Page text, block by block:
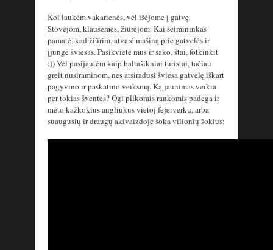
Kol laukėm vakarienės, vėl išėjome į gatvę.
Stovėjom, klausėmės, žiūrėjom. Kai šeimininkas
pamatė, kad žiūrim, atvarė mašiną prie gatvelės ir
įjungė šviesas. Pasikvietė mus ir sako, štai, fotkinkit
:)) Vėl pasijautėm kaip baltašikniai turistai, tačiau
greit nusiraminom, nes atsiradusi šviesa gatvelę iškart
pagyvino ir paskatino veiksmą. Ką jaunimas veikia
per tokias šventes? Ogi plikomis rankomis padega ir
mėto kažkokius angliukus vietoj fejerverkų, arba
suaugusių ir draugų akivaizdoje šoka vilionių šokius: